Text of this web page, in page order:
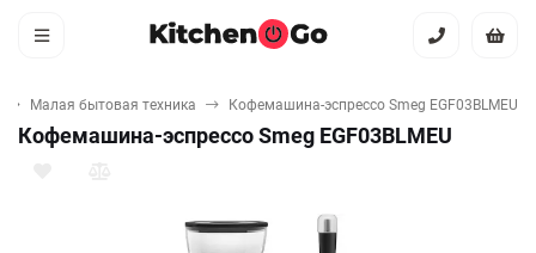
Малая бытовая техника Кофемашина-эспрессо Smeg EGF03BLMEU
Кофемашина-эспрессо Smeg EGF03BLMEU